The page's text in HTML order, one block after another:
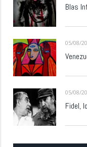
Blas
05/08/
05/08/
Fidel,